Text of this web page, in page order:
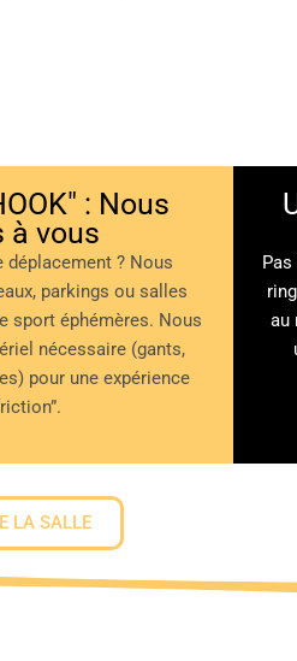
: Nous
à vous
déplacement ? Nous
parkings ou salles
sport éphémères. Nous
nécessaire (gants,
pour une expérience
.
ring
au
LA SALLE